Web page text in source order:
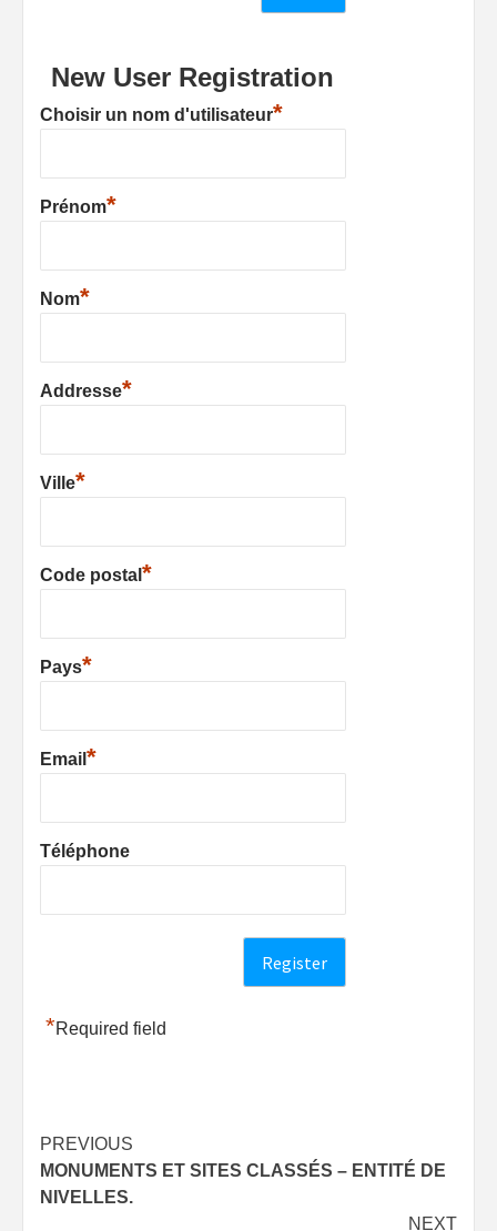
New User Registration
Choisir un nom d'utilisateur*
Prénom*
Nom*
Addresse*
Ville*
Code postal *
Pays*
Email *
Téléphone
*Required field
Post
navigation
PREVIOUS
MONUMENTS ET SITES CLASSÉS – ENTITÉ DE
NIVELLES.
NEXT